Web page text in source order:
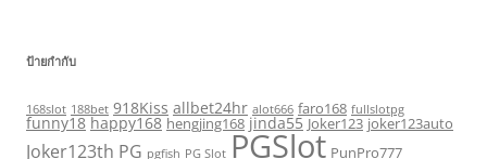
ป้ายกำกับ
168slot 188bet 918Kiss allbet24hr alot666 faro168 fullslotpg
funny18 happy168 hengjing168 jinda55 Joker123 joker123auto
Joker123th PG pgfish PG Slot PGSlot PunPro777